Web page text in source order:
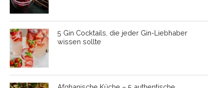
5 Gin Cocktails, die jeder Gin-Liebhaber
wissen sollte